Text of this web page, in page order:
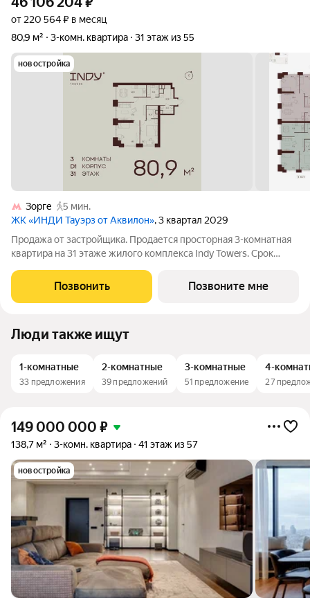
от 220 564 ₽ в месяц
80,9 м²
3-комн. квартира 31 этаж из 55
новостройка
Зорге
5 мин.
ЖК «ИНДИ Тауэрз от Аквилон», 3 квартал 2029
Продажа от застройщика. Продается просторная 3-комнатная
квартира на 31 этаже жилого комплекса Indy Towers. Срок
Хорошевском районе Москвы, на улице Куусенина, в
окружении почти 150 гектаров
Позвонить Позвоните мне
Люди также ищут
1-комнатные
33 предложения
2-комнатные
39 предложений
3-комнатные
51 предложение
4-
27
149 000 000 ₽
138,7 м² 3-комн. квартира 41 этаж из 57
новостройка